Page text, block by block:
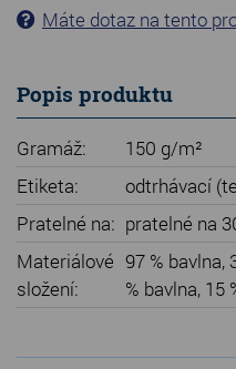
Máte dotaz na tento
Popis produktu
Gramáž:
150 g/m²
Etiketa:
odtrhávací
Pratelné na: pratelné na
Materiálové
složení:
97 % bavlna,
% bavlna, 15